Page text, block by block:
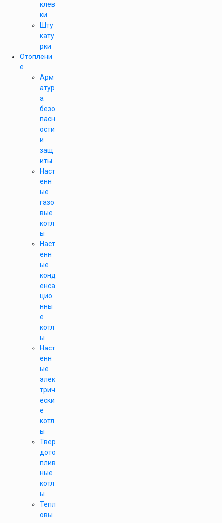
клев
ки
Шту
кату
рки
Отоплени
е
Арм
атур
а
безо
пасн
ости
и
защ
иты
Наст
енн
ые
газо
вые
котл
ы
Наст
енн
ые
конд
енса
цио
нны
е
котл
ы
Наст
енн
ые
элек
трич
ески
е
котл
ы
Твер
дото
плив
ные
котл
ы
Тепл
овы